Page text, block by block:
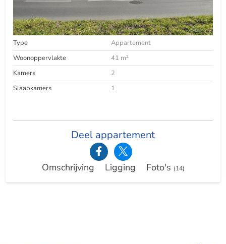
Type
Appartement
Woonoppervlakte
41 m²
Kamers
2
Slaapkamers
1
Deel appartement
Omschrijving Ligging Foto's (14)